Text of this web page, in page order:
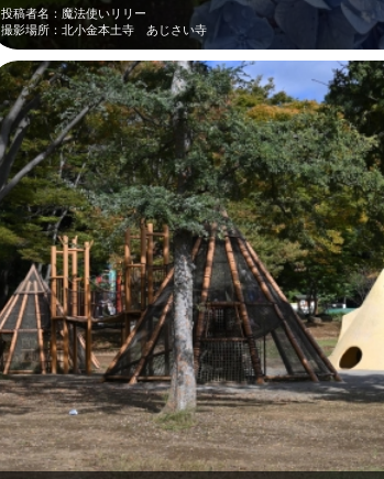
投稿者名：魔法使いリリー
撮影場所：北小金本土寺 あじさい寺